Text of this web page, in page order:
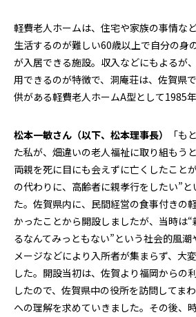
軽費老人ホームは、住宅や家族の事情な
生活するのが難しい60歳以上で自分の身
が入居できる施設。収入などにもよるが
用できるのが特徴で、洞庵荘は、佐賀県
供がある軽費老人ホームA型として1985年
松本一敏さん（以下、松本理事長）
「も
た私が、畑違いの老人福祉に取り組もう
両親を死に目にも会えずに亡くしたこと
の代わりに、高齢者に親孝行をしたい”
た。佐賀県内に、民間経営の食事付きの
かったことから開設しましたが、当時は
るなんてみっともない”という社会的風
メージなどにより入所者が集まらず、大
した。開設当初は、佐賀より福岡からの
したので、佐賀県中の役所を訪問してま
への理解を求めていきました。その後、